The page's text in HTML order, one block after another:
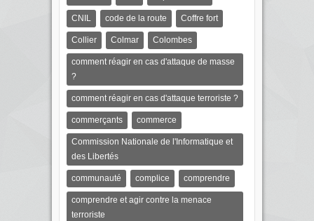
CNIL code de la route Coffre fort
Collier Colmar Colombes
comment réagir en cas d'attaque de masse
?
comment réagir en cas d'attaque terroriste ?
commerçants commerce
Commission Nationale de l'Informatique et
des Libertés
communauté complice comprendre
comprendre et agir contre la menace
terroriste